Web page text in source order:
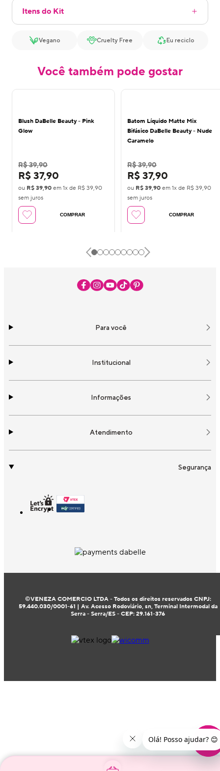
Itens do Kit
Vegano Cruelty Free Eu reciclo
Você também pode gostar
Blush DaBelle Beauty - Pink
Glow
R$ 39,90
R$ 37,90
ou R$ 39,90 em 1x de R$ 39,90
sem juros
COMPRAR
Batom Líquido Matte Mix
Bifásico DaBelle Beauty - Nude
Caramelo
R$ 39,90
R$ 37,90
ou R$ 39,90 em 1x de R$ 39,90
sem juros
COMPRAR
Para você
Institucional
Informações
Atendimento
Segurança
©VENEZA COMERCIO LTDA - Todos os direitos reservados CNPJ:
59.440.030/0001-61 | Av. Acesso Rodoviário, sn, Terminal Intermodal da
Serra - Serra/ES - CEP: 29.161-376